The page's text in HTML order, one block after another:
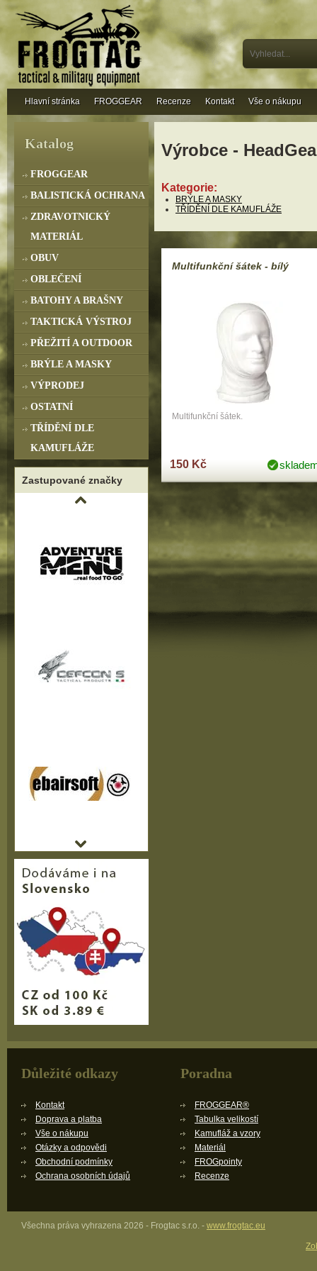
Výrobce -
Kategorie:
BRÝLE A MASKY
TŘÍDĚNÍ DLE KAMUFLÁŽE
Multifunkční šátek - bílý
Multifunkční šátek.
150 Kč
Katalog
FROGGEAR
BALISTICKÁ OCHRANA
ZDRAVOTNICKÝ
MATERIÁL
OBUV
OBLEČENÍ
BATOHY A BRAŠNY
TAKTICKÁ VÝSTROJ
PŘEŽITÍ A OUTDOOR
BRÝLE A MASKY
VÝPRODEJ
OSTATNÍ
TŘÍDĚNÍ DLE
KAMUFLÁŽE
Zastupované značky
Hlavní stránka FROGGEAR Recenze Kontakt Vše o nákupu
Důležité odkazy
Kontakt
Doprava a platba
Vše o nákupu
Otázky a odpovědi
Obchodní podmínky
Ochrana osobních údajů
Poradna
FROGGEAR®
Tabulka velikostí
Kamufláž a vzory
Materiál
FROGpointy
Recenze
Všechna práva vyhrazena 2026 - Frogtac s.r.o. - www.frogtac.eu